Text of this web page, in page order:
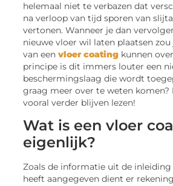
helemaal niet te verbazen dat
na verloop van tijd sporen van
vertonen. Wanneer je dan
nieuwe vloer wil laten plaatsen zou
van eenvloer coating kunnen
principe is dit immers louter een
beschermingslaag die wordt
graag meer over te weten komen?
vooral verder blijven lezen!
Wat is een vloer
eigenlijk?
Zoals de informatie uit de
heeft aangegeven dient er